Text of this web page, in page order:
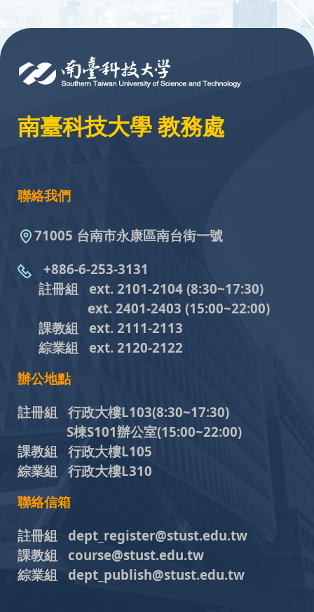
南臺科技大學 教務處
聯絡我們
71005 台南市永康區南台街一號
+886-6-253-3131
註冊組 ext. 2101-2104 (8:30~17:30)
ext. 2401-2403 (15:00~22:00)
課教組 ext. 2111-2113
綜業組
ext. 2120-2122
辦公地點
註冊組 行政大樓L103(8:30~17:30)
S棟S101辦公室(15:00~22:00)
課教組 行政大樓L105
綜業組 行政大樓L310
聯絡信箱
註冊組 dept_register@stust.edu.tw
課教組 course@stust.edu.tw
綜業組 dept_publish@stust.edu.tw